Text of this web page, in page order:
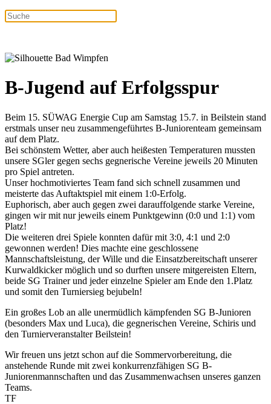
B-Jugend auf Erfolgsspur
Beim 15. SÜWAG Energie Cup am Samstag 15.7. in Beilstein stand
erstmals unser neu zusammengeführtes B-Juniorenteam gemeinsam
auf dem Platz.
Bei schönstem Wetter, aber auch heißesten Temperaturen mussten
unsere SGler gegen sechs gegnerische Vereine jeweils 20 Minuten
pro Spiel antreten.
Unser hochmotiviertes Team fand sich schnell zusammen und
meisterte das Auftaktspiel mit einem 1:0-Erfolg.
Euphorisch, aber auch gegen zwei darauffolgende starke Vereine,
gingen wir mit nur jeweils einem Punktgewinn (0:0 und 1:1) vom
Platz!
Die weiteren drei Spiele konnten dafür mit 3:0, 4:1 und 2:0
gewonnen werden! Dies machte eine geschlossene
Mannschaftsleistung, der Wille und die Einsatzbereitschaft unserer
Kurwaldkicker möglich und so durften unsere mitgereisten Eltern,
beide SG Trainer und jeder einzelne Spieler am Ende den 1.Platz
und somit den Turniersieg bejubeln!
Ein großes Lob an alle unermüdlich kämpfenden SG B-Junioren
(besonders Max und Luca), die gegnerischen Vereine, Schiris und
den Turnierveranstalter Beilstein!
Wir freuen uns jetzt schon auf die Sommervorbereitung, die
anstehende Runde mit zwei konkurrenzfähigen SG B-
Juniorenmannschaften und das Zusammenwachsen unseres ganzen
Teams.
TF